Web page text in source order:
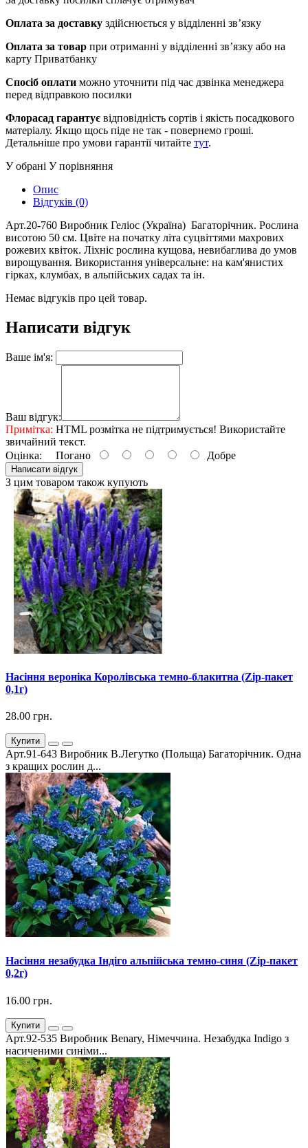
Оплата за доставку здійснюється у відділенні зв’язку
Оплата за товар при отриманні у відділенні зв’язку або на
карту Приватбанку
Спосіб оплати можно уточнити під час дзвінка менеджера
перед відправкою посилки
Флорасад гарантує відповідність сортів і якість посадкового
матеріалу. Якщо щось піде не так - повернемо гроші.
Детальніше про умови гарантії читайте тут.
У обрані У порівняння
Опис
Відгуків (0)
Арт.20-760 Виробник Геліос (Україна) Багаторічник. Рослина
висотою 50 см. Цвіте на початку літа суцвіттями махрових
рожевих квіток. Ліхніс рослина кущова, невибаглива до умов
вирощування. Використання універсальне: на кам'янистих
гірках, клумбах, в альпійських садах та ін.
Немає відгуків про цей товар.
Написати відгук
Ваше ім'я:
Ваш відгук:
Примітка: HTML розмітка не підтримується! Використайте
звичайний текст.
Оцінка: Погано Добре
Написати відгук
З цим товаром також купують
Насіння вероніка Королівська темно-блакитна (Zip-пакет
0,1г)
28.00 грн.
Купити
Арт.91-643 Виробник В.Легутко (Польща) Багаторічник. Одна
з кращих рослин д...
Насіння незабудка Індіго альпійська темно-синя (Zip-пакет
0,2г)
16.00 грн.
Купити
Арт.92-535 Виробник Benary, Німеччина. Незабудка Indigo з
насиченими синіми...